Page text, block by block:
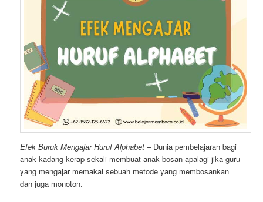
Efek Buruk Mengajar Huruf Alphabet – Dunia pembelajaran bagi
anak kadang kerap sekali membuat anak bosan apalagi jika guru
yang mengajar memakai sebuah metode yang membosankan
dan juga monoton.